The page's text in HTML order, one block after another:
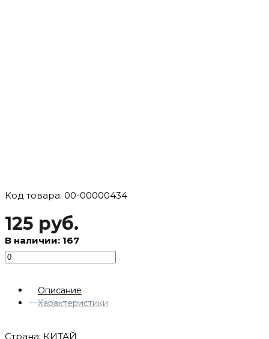
Код товара: 00-00000434
125 руб.
В наличии: 167
Описание
Характеристики
Страна: КИТАЙ